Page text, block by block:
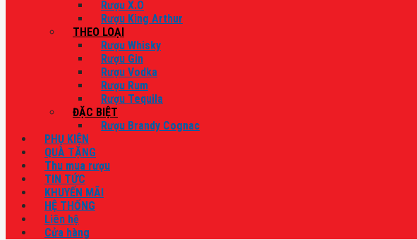
Rượu X.O
Rượu King Arthur
THEO LOẠI
Rượu Whisky
Rượu Gin
Rượu Vodka
Rượu Rum
Rượu Tequila
ĐẶC BIỆT
Rượu Brandy Cognac
PHỤ KIỆN
QUÀ TẶNG
Thu mua rượu
TIN TỨC
KHUYẾN MÃI
HỆ THỐNG
Liên hệ
Cửa hàng